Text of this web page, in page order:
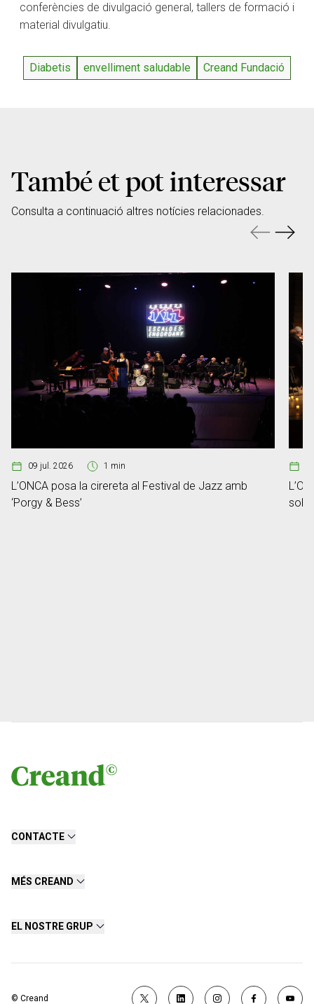
conferències de divulgació general, tallers de formació i
material divulgatiu.
Diabetis envelliment saludable Creand Fundació
També et pot interessar
Consulta a continuació altres notícies relacionades.
09 jul. 2026 1 min
L’ONCA posa la cirereta al Festival de Jazz amb
‘Porgy & Bess’
CONTACTE
MÉS CREAND
EL NOSTRE GRUP
© Creand